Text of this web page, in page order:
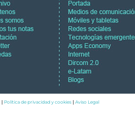
Política de privacidad y cookies Aviso Legal